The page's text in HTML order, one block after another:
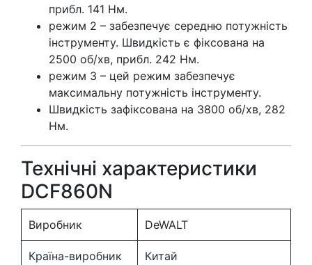
прибл. 141 Нм.
режим 2 – забезпечує середню потужність
інструменту. Швидкість є фіксована на
2500 об/хв, прибл. 242 Нм.
режим 3 – цей режим забезпечує
максимальну потужність інструменту.
Швидкість зафіксована на 3800 об/хв, 282
Нм.
Технічні характеристики
DCF860N
Виробник DeWALT
Країна-виробник Китай